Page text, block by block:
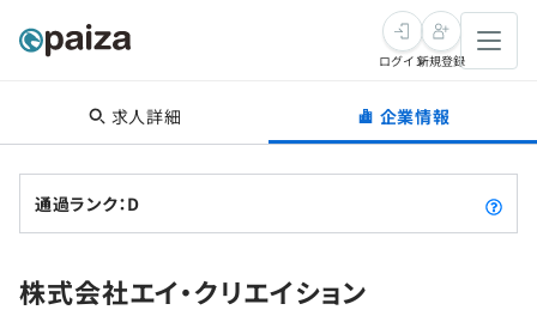
転職・キャリア
転職成功ガイド
インタビュー
新卒就活
求人検索
学習
ログイン新規登録
求人詳細 企業情報
通過ランク：D
株式会社エイ・クリエイション